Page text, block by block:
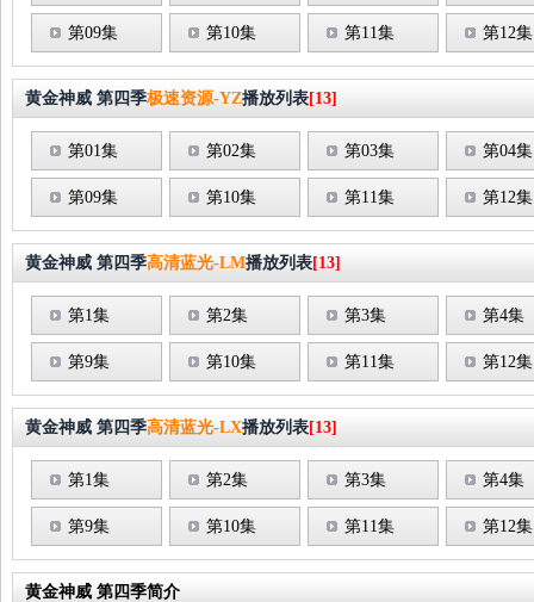
第09集 第10集 第11集 第12集
黄金神威 第四季极速资源-YZ播放列表[13]
第01集 第02集 第03集 第04集
第09集 第10集 第11集 第12集
黄金神威 第四季高清蓝光-LM播放列表[13]
第1集 第2集 第3集 第4集
第9集 第10集 第11集 第12集
黄金神威 第四季高清蓝光-LX播放列表[13]
第1集 第2集 第3集 第4集
第9集 第10集 第11集 第12集
黄金神威 第四季简介